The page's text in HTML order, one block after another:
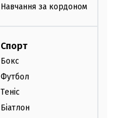
Навчання за кордоном
Спорт
Бокс
Футбол
Теніс
Біатлон